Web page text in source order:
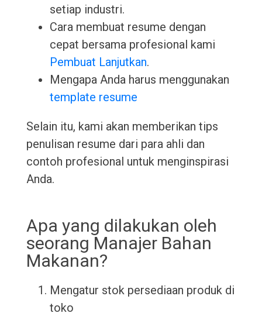
setiap industri.
Cara membuat resume dengan
cepat bersama profesional kami
Pembuat Lanjutkan.
Mengapa Anda harus menggunakan
template resume
Selain itu, kami akan memberikan tips
penulisan resume dari para ahli dan
contoh profesional untuk menginspirasi
Anda.
Apa yang dilakukan oleh
seorang Manajer Bahan
Makanan?
Mengatur stok persediaan produk di
toko